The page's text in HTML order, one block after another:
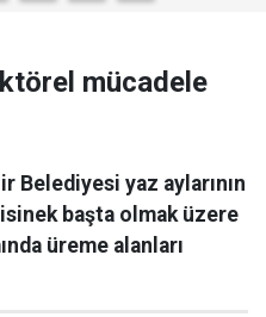
mücadele
Belediyesi yaz aylarının
başta olmak üzere
üreme alanları